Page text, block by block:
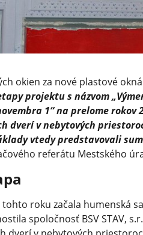
okien za nové plastové
projektu s názvom
1“ na prelome rokov
dverí v nebytových
vtedy predstavovali
referátu Mestského
roku začala humenská
spoločnosť BSV STAV,